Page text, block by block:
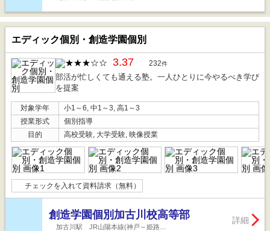
エディック個別・創造学園個別
3.37 232件
部活が忙しくても通える塾。一人ひとりに今やるべき学び
を提案
対象学年
小1～6, 中1～3, 高1～3
授業形式
個別指導
目的
高校受験, 大学受験, 映像授業
チェックを入れて資料請求（無料）
創造学園個別加古川校高等部
加古川駅 JR山陽本線(神戸～姫路…
詳細